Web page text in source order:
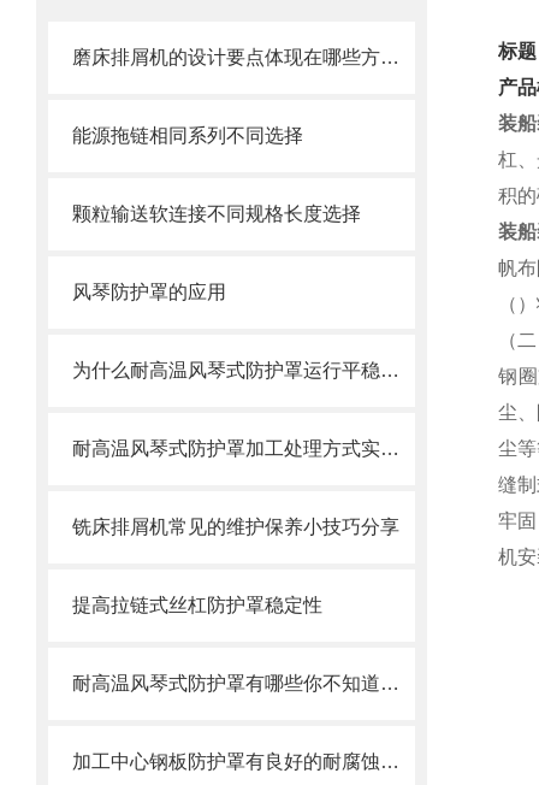
磨床排屑机的设计要点体现在哪些方面？
能源拖链相同系列不同选择
颗粒输送软连接不同规格长度选择
风琴防护罩的应用
为什么耐高温风琴式防护罩运行平稳且无噪音？
耐高温风琴式防护罩加工处理方式实际情况考虑
铣床排屑机常见的维护保养小技巧分享
提高拉链式丝杠防护罩稳定性
耐高温风琴式防护罩有哪些你不知道的小细节？
加工中心钢板防护罩有良好的耐腐蚀性，能在各种环境下长时间使用
标
产
装
杠
积
装
帆
（
（
钢
尘
尘
缝
牢
机